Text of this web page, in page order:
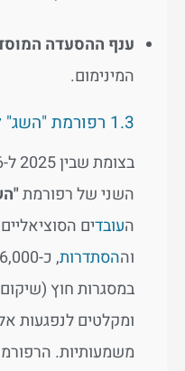
ענף ההסעדה
המינימום.
1.3 רפורמת "השג" לעובדים סוציאליים
בצומת שבין 2025 ל-2026, נחתם
השני של רפורמת
העובדים
וההסתדרות, כ-6,000
במסגרות חוץ (שיקום
ומקלטים לנפגעות